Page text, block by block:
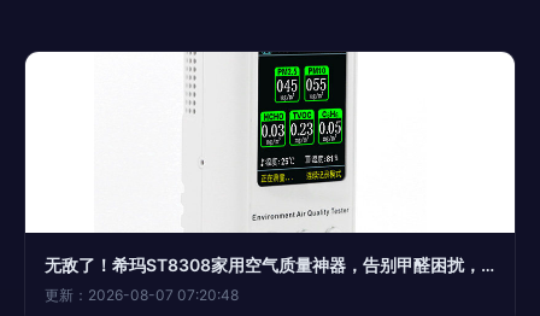
无敌了！希玛ST8308家用空气质量神器，告别甲醛困扰，守护呼吸健康！
更新：2026-08-07 07:20:48